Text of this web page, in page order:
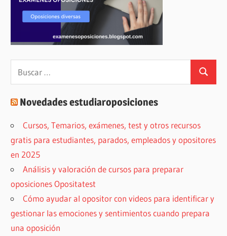
Buscar
Novedades estudiaroposiciones
Cursos, Temarios, exámenes, test y otros recursos
gratis para estudiantes, parados, empleados y opositores
en 2025
Análisis y valoración de cursos para preparar
oposiciones Opositatest
Cómo ayudar al opositor con videos para identificar y
gestionar las emociones y sentimientos cuando prepara
una oposición